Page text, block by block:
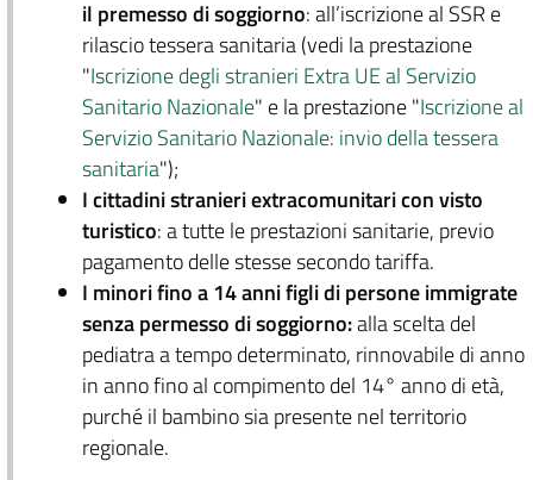
il premesso di soggiorno: all’iscrizione al SSR e
rilascio tessera sanitaria (vedi la prestazione
"Iscrizione degli stranieri Extra UE al Servizio
Sanitario Nazionale" e la prestazione "Iscrizione al
Servizio Sanitario Nazionale: invio della tessera
sanitaria");
I cittadini stranieri extracomunitari con visto
turistico: a tutte le prestazioni sanitarie, previo
pagamento delle stesse secondo tariffa.
I minori fino a 14 anni figli di persone immigrate
senza permesso di soggiorno:alla scelta del
pediatra a tempo determinato, rinnovabile di anno
in anno fino al compimento del 14° anno di età,
purché il bambino sia presente nel territorio
regionale.